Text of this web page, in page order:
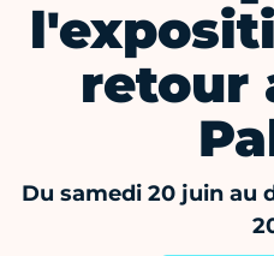
retour
Du samedi 20 juin au